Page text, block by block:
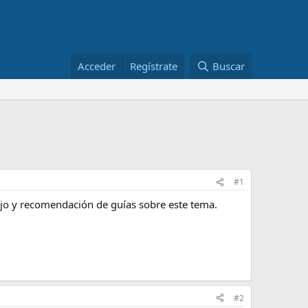
Acceder Regístrate Buscar
#1
y recomendación de guías sobre este tema.
#2